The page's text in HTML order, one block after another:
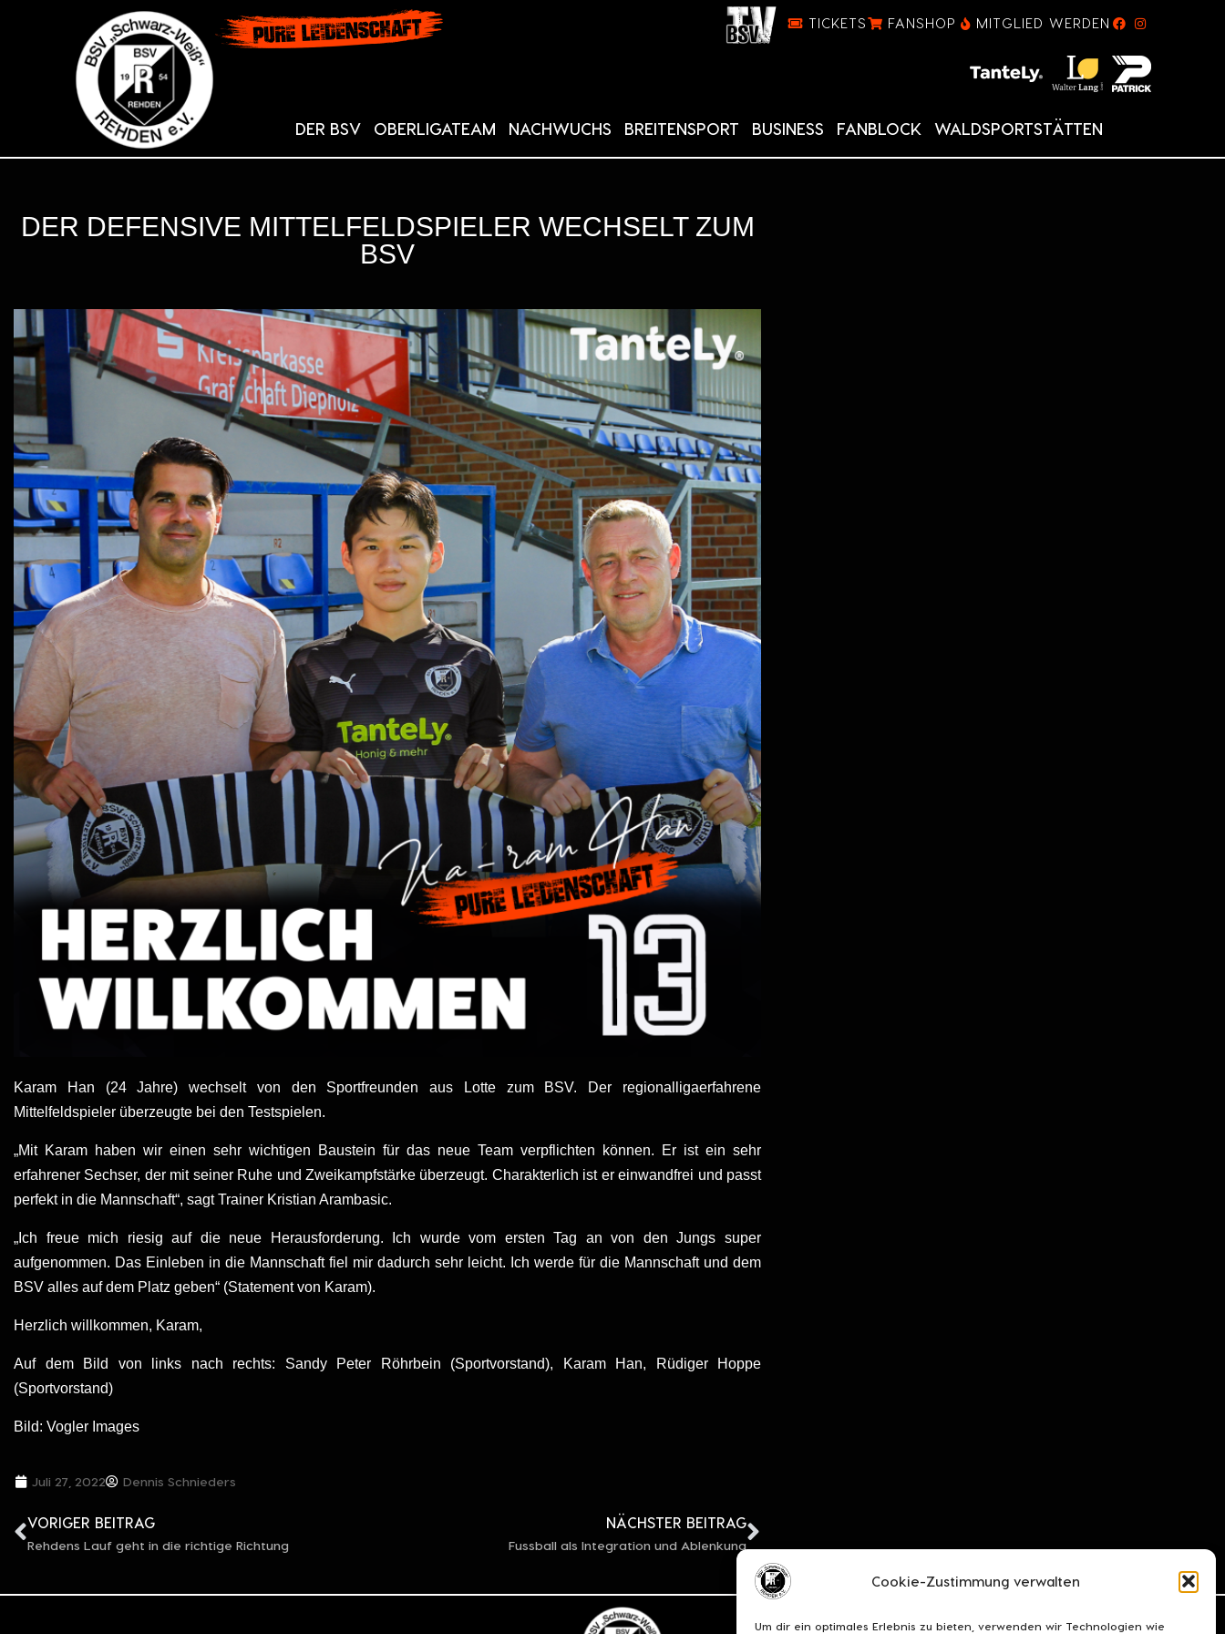
Cookie-Zustimmung verwalten
Um dir ein optimales Erlebnis zu bieten, verwenden wir Technologien wie
TICKETS FANSHOP MITGLIED WERDEN
DER BSV OBERLIGATEAM NACHWUCHS BREITENSPORT BUSINESS FANBLOCK WALDSPORTSTÄTTEN
DER DEFENSIVE MITTELFELDSPIELER WECHSELT ZUM
BSV
Karam Han (24 Jahre) wechselt von den Sportfreunden aus Lotte zum BSV. Der regionalligaerfahrene
Mittelfeldspieler überzeugte bei den Testspielen.
„Mit Karam haben wir einen sehr wichtigen Baustein für das neue Team verpflichten können. Er ist ein sehr
erfahrener Sechser, der mit seiner Ruhe und Zweikampfstärke überzeugt. Charakterlich ist er einwandfrei und passt
perfekt in die Mannschaft“, sagt Trainer Kristian Arambasic.
„Ich freue mich riesig auf die neue Herausforderung. Ich wurde vom ersten Tag an von den Jungs super
aufgenommen. Das Einleben in die Mannschaft fiel mir dadurch sehr leicht. Ich werde für die Mannschaft und dem
BSV alles auf dem Platz geben“ (Statement von Karam).
Herzlich willkommen, Karam,
Auf dem Bild von links nach rechts: Sandy Peter Röhrbein (Sportvorstand), Karam Han, Rüdiger Hoppe
(Sportvorstand)
Bild: Vogler Images
Juli 27, 2022 Dennis Schnieders
VORIGER BEITRAG
Rehdens Lauf geht in die richtige Richtung
NÄCHSTER BEITRAG
Fussball als Integration und Ablenkung